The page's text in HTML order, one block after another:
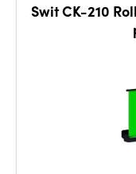
Swit CK-210